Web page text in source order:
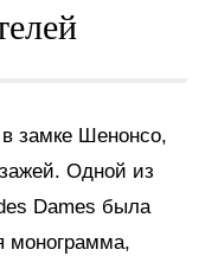
замке Шенонсо,
Одной из
Dames была
монограмма,